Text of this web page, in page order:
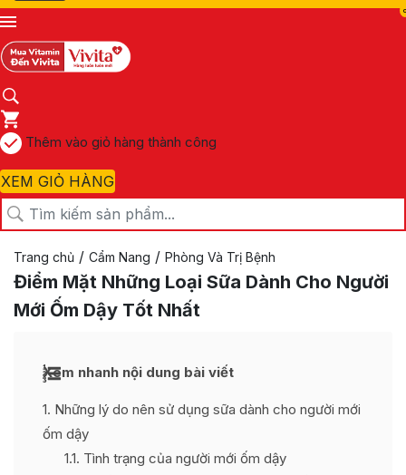
0
Thêm vào giỏ hàng thành công
XEM GIỎ HÀNG
Trang chủ / Cẩm Nang / Phòng Và Trị Bệnh
Điểm Mặt Những Loại Sữa Dành Cho Người
Mới Ốm Dậy Tốt Nhất
Xem nhanh nội dung bài viết
1 Những lý do nên sử dụng sữa dành cho người mới
ốm dậy
1.1 Tình trạng của người mới ốm dậy